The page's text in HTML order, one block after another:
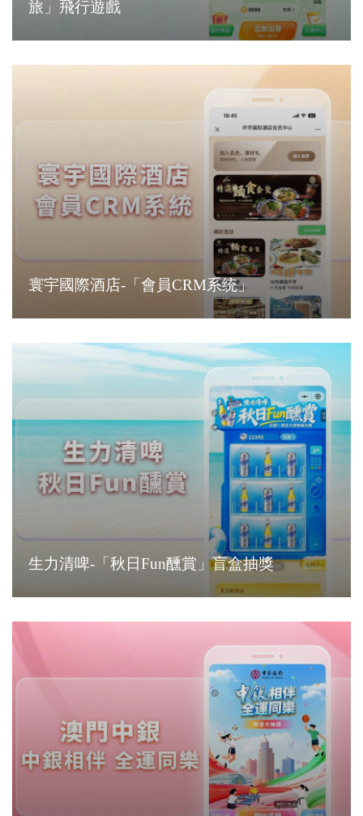
旅」飛行遊戲
寰宇國際酒店-「會員CRM系统」
生力清啤-「秋日Fun醺賞」盲盒抽獎